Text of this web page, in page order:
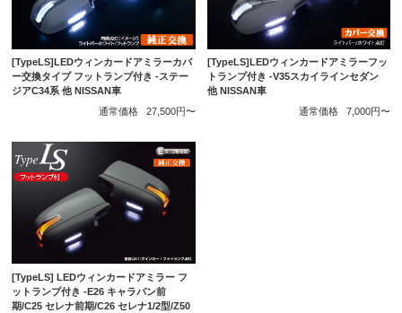
[TypeLS]LEDウィンカードアミラーカバ
ー交換タイプ フットランプ付き -ステー
ジアC34系 他 NISSAN車
通常価格
27,500円〜
[TypeLS]LEDウィンカードアミラーフッ
トランプ付き -V35スカイラインセダン
他 NISSAN車
通常価格
7,000円〜
[TypeLS] LEDウィンカードアミラー フ
ットランプ付き -E26 キャラバン前
期/C25 セレナ前期/C26 セレナ1/2型/Z50